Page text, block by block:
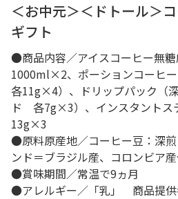
＜お中元＞＜ドトール＞
ギフト
●商品内容／アイスコーヒー無
1000ml×2、ポーションコーヒ
各11g×4）、ドリップパック（
ド 各7g×3）、インスタントス
13g×3
●原料原産地／コーヒー豆：深
ンド＝ブラジル産、コロンビア
●賞味期間／常温で9ヵ月
●アレルギー／「乳」 商品提供